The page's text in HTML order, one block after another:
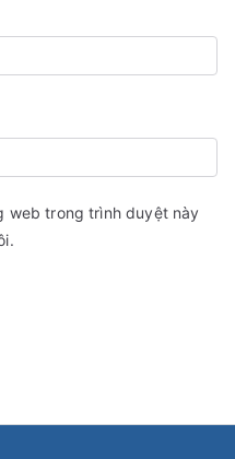
web trong trình duyệt này